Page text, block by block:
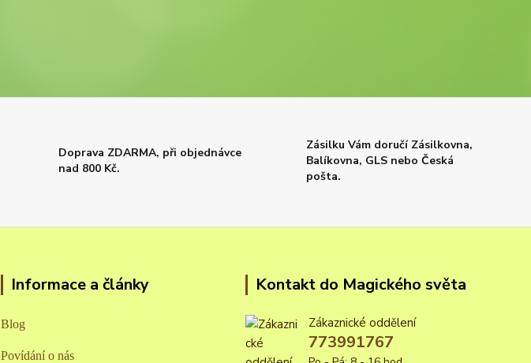
Doprava ZDARMA, při objednávce
nad 800 Kč.
Zásilku Vám doručí Zásilkovna,
Balíkovna, GLS nebo Česká
pošta.
Informace a články
Blog
Povídání o nás
Kontakt do Magického světa
Zákaznické oddělení
773991767